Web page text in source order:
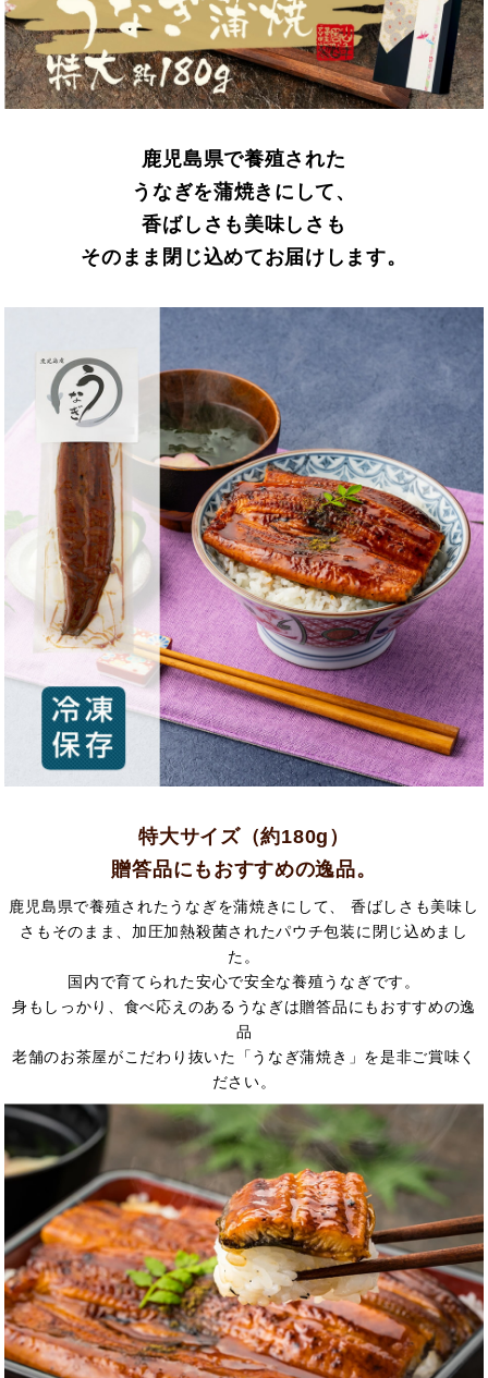
鹿児島県で養殖された
うなぎを蒲焼きにして、
香ばしさも美味しさも
そのまま閉じ込めてお届けします。
特大サイズ（約180g）
贈答品にもおすすめの逸品。
鹿児島県で養殖されたうなぎを蒲焼きにして、 香ばしさも美味し
さもそのまま、加圧加熱殺菌されたパウチ包装に閉じ込めまし
た。
国内で育てられた安心で安全な養殖うなぎです。
身もしっかり、食べ応えのあるうなぎは贈答品にもおすすめの逸
品
老舗のお茶屋がこだわり抜いた「うなぎ蒲焼き」を是非ご賞味く
ださい。